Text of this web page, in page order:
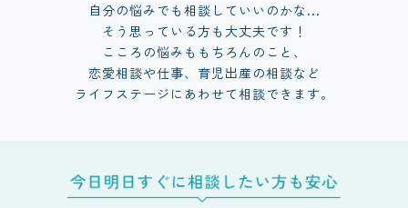
自分の悩みでも相談していいのかな...
そう思っている方も大丈夫です！
こころの悩みももちろんのこと、
恋愛相談や仕事、育児出産の相談など
ライフステージにあわせて相談できます。